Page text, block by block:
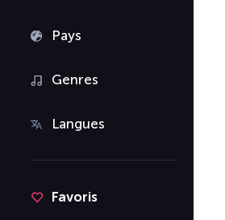
Pays
Genres
Langues
Favoris